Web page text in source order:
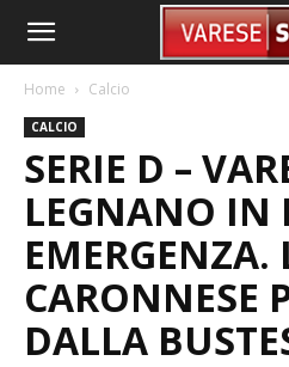
Home Calcio
CALCIO
SERIE D –
LEGNANO IN
EMERGENZA.
CARONNESE
DALLA